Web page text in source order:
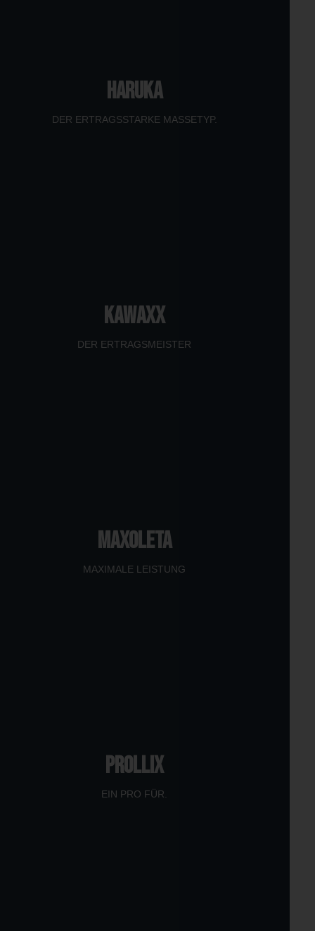
HARUKA
DER ERTRAGSSTARKE MASSETYP.
KAWAXX
DER ERTRAGSMEISTER
MAXOLETA
MAXIMALE LEISTUNG
PROLLIX
EIN PRO FÜR.